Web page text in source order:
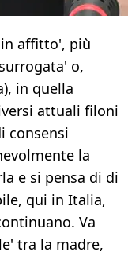
affitto', più
o,
in quella
attuali filoni
consensi
la
e si pensa di di
qui in Italia,
Va
tra la madre,